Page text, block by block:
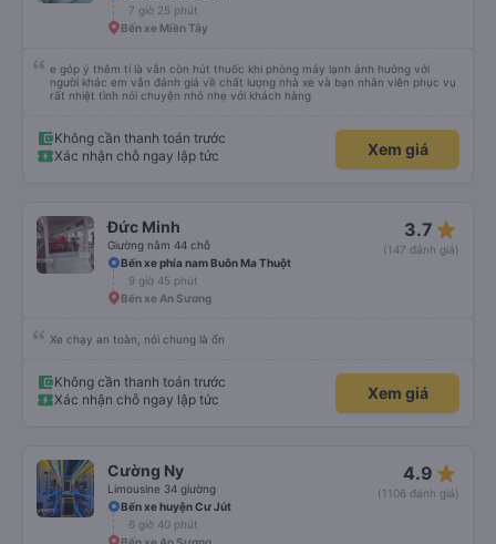
7 giờ 25 phút
Bến xe Miền Tây
e góp ý thêm tí là vẫn còn hút thuốc khi phòng máy lạnh ảnh hưởng với
người khác em vẫn đánh giá về chất lượng nhà xe và bạn nhân viên phục vụ
rất nhiệt tình nói chuyện nhỏ nhẹ với khách hàng
Không cần thanh toán trước
Xác nhận chỗ ngay lập tức
Xem giá
Đức Minh
Giường nằm 44 chỗ
3.7 star_rate
(147 đánh giá)
Bến xe phía nam Buôn Ma Thuột
9 giờ 45 phút
Bến xe An Sương
Xe chạy an toàn, nói chung là ổn
Không cần thanh toán trước
Xác nhận chỗ ngay lập tức
Xem giá
Cường Ny
Limousine 34 giường
4.9 star_rate
(1106 đánh giá)
Bến xe huyện Cư Jút
6 giờ 40 phút